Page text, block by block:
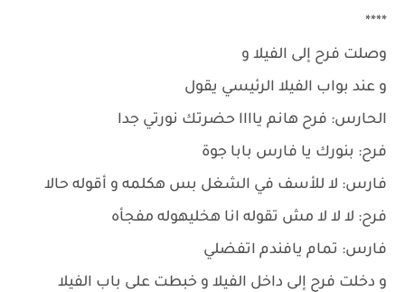
****
وصلت فرح إلى الفيلا و
و عند بواب الفيلا الرئيسي يقول
الحارس: فرح هانم ياااا حضرتك نورتي جدا
فرح: بنورك يا فارس بابا جوة
فارس: لا للأسف في الشغل بس هكلمه و أقوله حالا
فرح: لا لا لا مش تقوله انا هخليهوله مفجأه
فارس: تمام يافندم اتفضلي
و دخلت فرح إلى داخل الفيلا و خبطت على باب الفيلا